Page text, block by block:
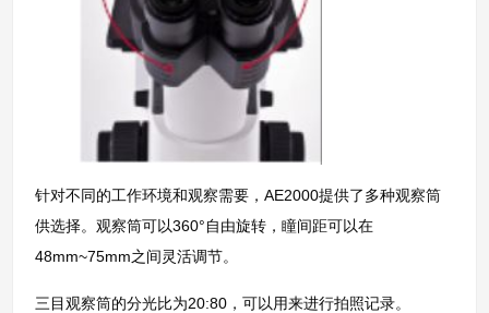
针对不同的工作环境和观察需要，AE2000提供了多种观察筒
供选择。观察筒可以360°自由旋转，瞳间距可以在
48mm~75mm之间灵活调节。
三目观察筒的分光比为20:80，可以用来进行拍照记录。